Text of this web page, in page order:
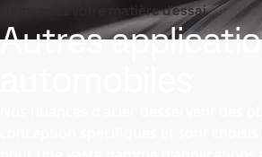
Demandez votre matière d'essai
Autres